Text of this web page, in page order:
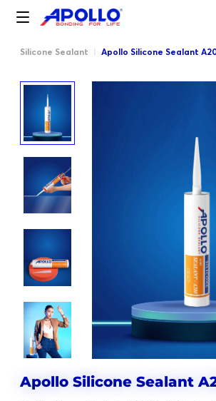
Silicone Sealant | Apollo Silicone Sealant
Apollo Silicone Sealant